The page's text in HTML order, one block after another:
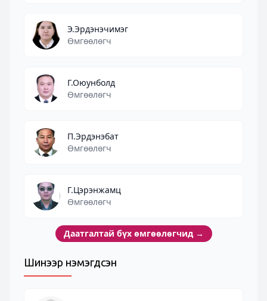
Э.Эрдэнэчимэг
Өмгөөлөгч
Г.Оюунболд
Өмгөөлөгч
П.Эрдэнэбат
Өмгөөлөгч
Г.Цэрэнжамц
Өмгөөлөгч
Даатгалтай бүх өмгөөлөгчид →
Шинээр нэмэгдсэн